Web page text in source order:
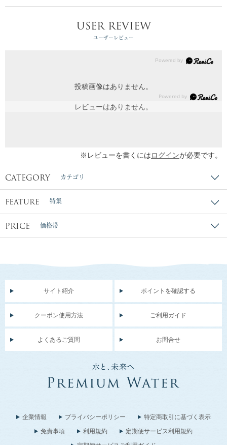
USER REVIEW
ユーザーレビュー
投稿画像はありません。
レビューはありません。
※レビューを書くにはログインが必要です。
CATEGORY カテゴリ
FEATURE 特集
PRICE 価格帯
サイト紹介 ポイントを確認する
クーポン使用方法 ご利用ガイド
よくあるご質問 お問合せ
企業情報 プライバシーポリシー
特定商取引に基づく表示
免責事項
利用規約
定期便サービス利用規約